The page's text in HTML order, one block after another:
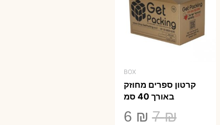
BOX
קרטון ספרים מחוזק
באורך 40 סמ
7₪
המחיר
6 ₪